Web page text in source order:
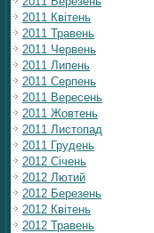
2011 Квітень
2011 Травень
2011 Червень
2011 Липень
2011 Серпень
2011 Вересень
2011 Жовтень
2011 Листопад
2011 Грудень
2012 Січень
2012 Лютий
2012 Березень
2012 Квітень
2012 Травень